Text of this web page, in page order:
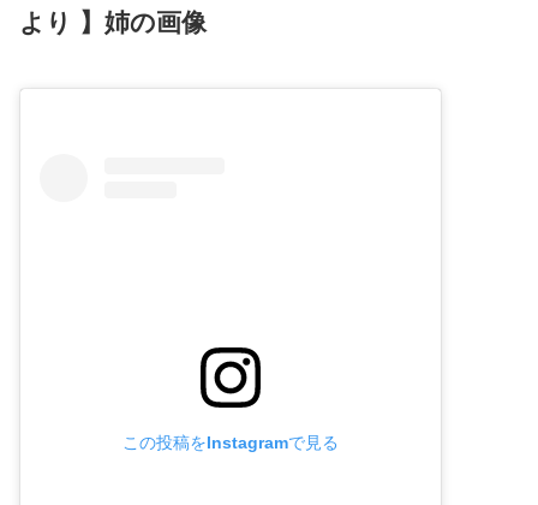
より 】姉の画像
この投稿をInstagramで見る